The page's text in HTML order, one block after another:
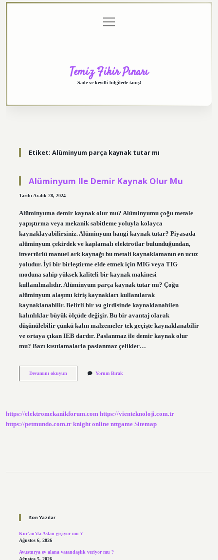
menüyü
aç
Temiz Fikir Pınarı
Sade ve keyifli bilgilerle tanış!
Etiket: Alüminyum parça kaynak tutar mı
Alüminyum Ile Demir Kaynak Olur Mu
Tarih: Aralık 28, 2024
Alüminyuma demir kaynak olur mu? Alüminyumu çoğu metale
yapıştırma veya mekanik sabitleme yoluyla kolayca
kaynaklayabilirsiniz. Alüminyum hangi kaynak tutar? Piyasada
alüminyum çekirdek ve kaplamalı elektrotlar bulunduğundan,
invertörlü manuel ark kaynağı bu metali kaynaklamanın en ucuz
yoludur. İyi bir birleştirme elde etmek için MIG veya TIG
moduna sahip yüksek kaliteli bir kaynak makinesi
kullanılmalıdır. Alüminyum parça kaynak tutar mı? Çoğu
alüminyum alaşımı kiriş kaynakları kullanılarak
kaynaklanabilir. Belirli bir ısı girdisinde kaynaklanabilen
kalınlıklar büyük ölçüde değişir. Bu bir avantaj olarak
düşünülebilir çünkü kalın malzemeler tek geçişte kaynaklanabilir
ve ortaya çıkan IEB dardır. Paslanmaz ile demir kaynak olur
mu? Bazı kısıtlamalarla paslanmaz çelikler…
Devamını okuyunAlüminyum
Yorum Bırak
https://elektromekanikforum.com https://vienteknoloji.com.tr
https://petmundo.com.tr knight online nttgame Sitemap
Son Yazılar
Kur’an’da Aslan geçiyor mu ?
Ağustos 6, 2026
Avusturya ev alana vatandaşlık veriyor mu ?
Ağustos 5, 2026